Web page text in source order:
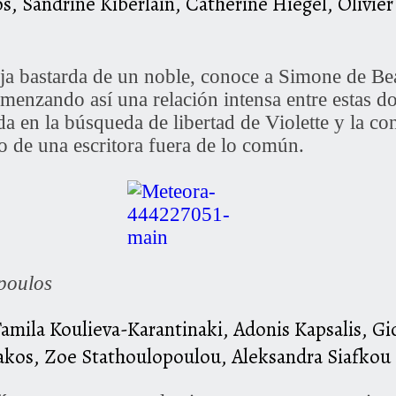
bastarda de un noble, conoce a Simone de
así una relación intensa entre estas
en la búsqueda de libertad de Violette y la
de una escritora fuera de lo común.
Koulieva-Karantinaki, Adonis Kapsalis,
Zoe Stathoulopoulou, Aleksandra Siafkou